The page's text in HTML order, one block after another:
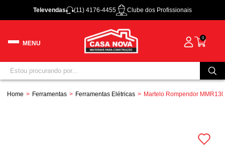
Televendas (11) 4176-4455 Clube dos Profissionais
0
Home Ferramentas Ferramentas Elétricas Martelo Rompendor